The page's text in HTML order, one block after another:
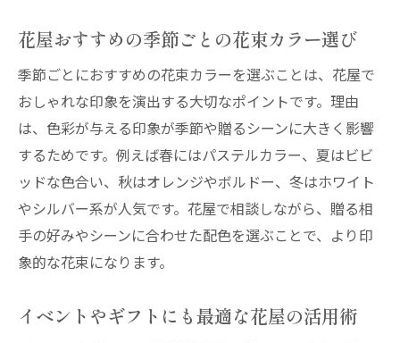
花屋おすすめの季節ごとの花束カラー選び
季節ごとにおすすめの花束カラーを選ぶことは、花屋で
おしゃれな印象を演出する大切なポイントです。理由
は、色彩が与える印象が季節や贈るシーンに大きく影響
するためです。例えば春にはパステルカラー、夏はビビ
ッドな色合い、秋はオレンジやボルドー、冬はホワイト
やシルバー系が人気です。花屋で相談しながら、贈る相
手の好みやシーンに合わせた配色を選ぶことで、より印
象的な花束になります。
イベントやギフトにも最適な花屋の活用術